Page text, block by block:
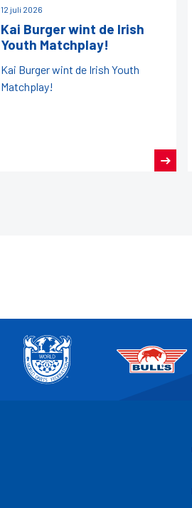
12 juli 2026
Kai Burger wint de Irish
Youth Matchplay!
Kai Burger wint de Irish Youth
Matchplay!